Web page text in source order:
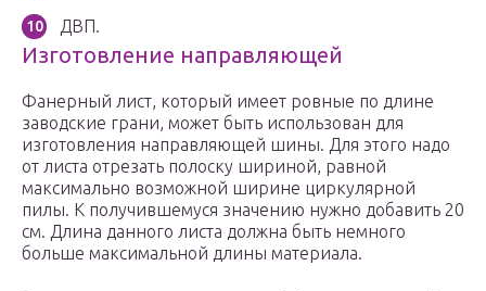
ДВП.
Изготовление направляющей
Фанерный лист, который имеет ровные по длине
заводские грани, может быть использован для
изготовления направляющей шины. Для этого надо
от листа отрезать полоску шириной, равной
максимально возможной ширине циркулярной
пилы. К получившемуся значению нужно добавить 20
см. Длина данного листа должна быть немного
больше максимальной длины материала.